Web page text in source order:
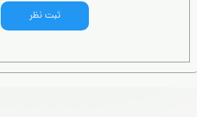
ثبت نظر